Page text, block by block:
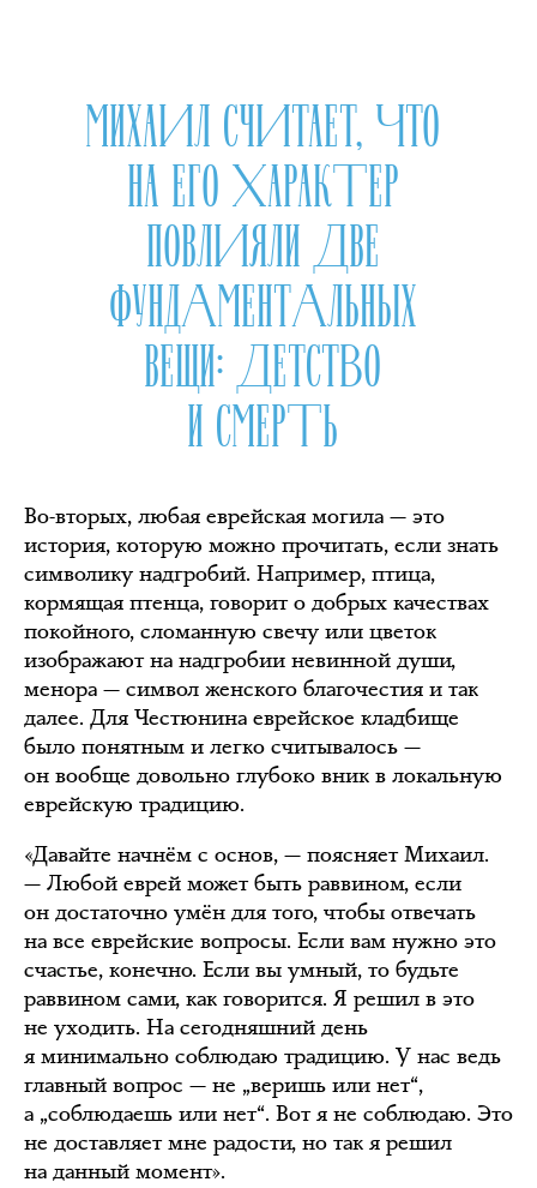
МИХАИЛ СЧИТАЕТ, ЧТО
НА ЕГО ХАРАКТЕР
ПОВЛИЯЛИ ДВЕ
ФУНДАМЕНТАЛЬНЫХ
ВЕЩИ: ДЕТСТВО
И СМЕРТЬ
Во-вторых, любая еврейская могила — это
история, которую можно прочитать, если знать
символику надгробий. Например, птица,
кормящая птенца, говорит о добрых качествах
покойного, сломанную свечу или цветок
изображают на надгробии невинной души,
менора — символ женского благочестия и так
далее. Для Честюнина еврейское кладбище
было понятным и легко считывалось —
он вообще довольно глубоко вник в локальную
еврейскую традицию.
«Давайте начнём с основ, — поясняет Михаил.
— Любой еврей может быть раввином, если
он достаточно умён для того, чтобы отвечать
на все еврейские вопросы. Если вам нужно это
счастье, конечно. Если вы умный, то будьте
раввином сами, как говорится. Я решил в это
не уходить. На сегодняшний день
я минимально соблюдаю традицию. У нас ведь
главный вопрос — не „веришь или нет“,
а „соблюдаешь или нет“. Вот я не соблюдаю. Это
не доставляет мне радости, но так я решил
на данный момент».